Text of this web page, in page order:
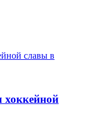
хоккейной